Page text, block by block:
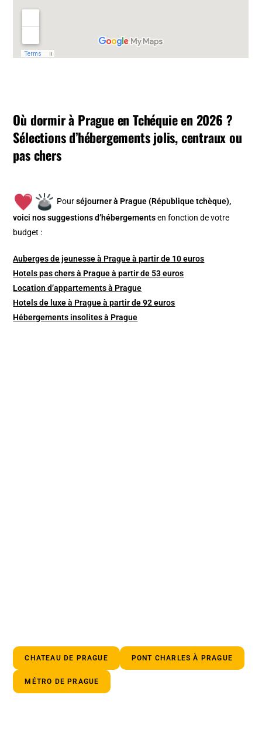
Où dormir à Prague en Tchéquie en 2026 ?
Sélections d’hébergements jolis, centraux ou
pas chers
Pourséjourner à Prague (République tchèque),
voici nos suggestions d’hébergements en fonction de votre
budget :
Auberges de jeunesse à Prague à partir de 10 euros
Hotels pas chers à Prague à partir de 53 euros
Location d’appartements à Prague
Hotels de luxe à Prague à partir de 92 euros
Hébergements insolites à Prague
CHATEAU DE PRAGUE PONT CHARLES À PRAGUE
MÉTRO DE PRAGUE